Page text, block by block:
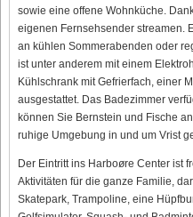
sowie eine offene Wohnküche.
eigenen Fernsehsender streamen.
an kühlen Sommerabenden oder
ist unter anderem mit einem
Kühlschrank mit Gefrierfach, einer
ausgestattet. Das Badezimmer
können Sie Bernstein und Fische
ruhige Umgebung in und um Vrist
Der Eintritt ins Harboøre Center ist
Aktivitäten für die ganze Familie,
Skatepark, Trampoline, eine